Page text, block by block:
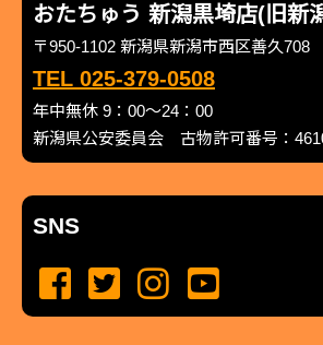
おたちゅう 新潟黒埼店(旧新
〒950-1102 新潟県新潟市西区善久708
TEL 025-379-0508
年中無休 9：00～24：00
新潟県公安委員会 古物許可番号：
SNS